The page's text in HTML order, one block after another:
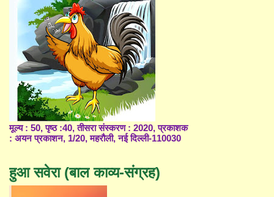
मूल्य : 50, पृष्ठ :40, तीसरा संस्करण : 2020, प्रकाशक
: अयन प्रकाशन, 1/20, महरौली, नई दिल्ली-110030
हुआ सवेरा (बाल काव्य-संग्रह)